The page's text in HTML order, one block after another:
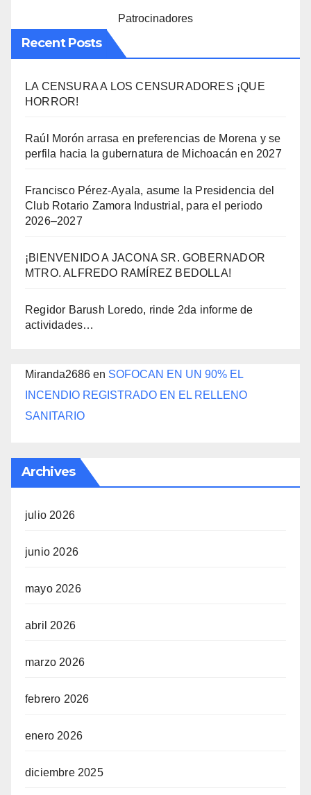
Patrocinadores
Recent Posts
LA CENSURA A LOS CENSURADORES ¡QUE
HORROR!
Raúl Morón arrasa en preferencias de Morena y se
perfila hacia la gubernatura de Michoacán en 2027
Francisco Pérez-Ayala, asume la Presidencia del
Club Rotario Zamora Industrial, para el periodo
2026–2027
¡BIENVENIDO A JACONA SR. GOBERNADOR
MTRO. ALFREDO RAMÍREZ BEDOLLA!
Regidor Barush Loredo, rinde 2da informe de
actividades…
Miranda2686 en SOFOCAN EN UN 90% EL
INCENDIO REGISTRADO EN EL RELLENO
SANITARIO
Archives
julio 2026
junio 2026
mayo 2026
abril 2026
marzo 2026
febrero 2026
enero 2026
diciembre 2025